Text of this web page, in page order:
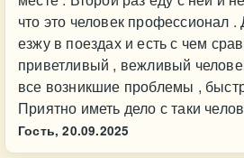
что это человек профессионал .
езжу в поездах и есть с чем
приветливый , вежливый
все возникшие проблемы ,
Приятно иметь дело с таки
Гость, 20.09.2025